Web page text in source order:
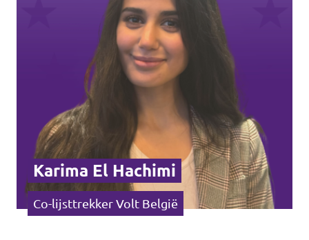
Homepage
Gemeente Antwerpen
Karima El Hachimi
Co-lijsttrekker Volt België